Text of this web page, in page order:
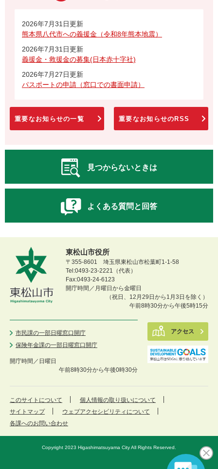
2026年7月31日更新
熊本県八代市への義援金（令和8年熊本地震）
2026年7月31日更新
義援金・救援金の募集(日本赤十字社)
2026年7月27日更新
パスポートの申請（窓口での書面申請）
重要なお知らせの一覧 重要なお知らせのRSS
見つからないときは
よくある質問と回答
東松山市役所
〒355-8601 埼玉県東松山市松葉町1-1-58
Tel:0493-23-2221（代表）
Fax:0493-24-6123
開庁時間／月曜日から金曜日
（祝日、12月29日から1月3日を除く）
午前8時30分から午後5時15分
市民課の一部日曜窓口開庁
保険年金課の一部日曜窓口開庁
開庁時間／ 日曜日
午前8時30分から午後0時30分
アクセス
このサイトについて
個人情報の取り扱いについて
サイトマップ
ウェブアクセシビリティについて
各課へのお問い合わせ
Copyright 2023 Higashimatsuyama City All Rights Reserved.